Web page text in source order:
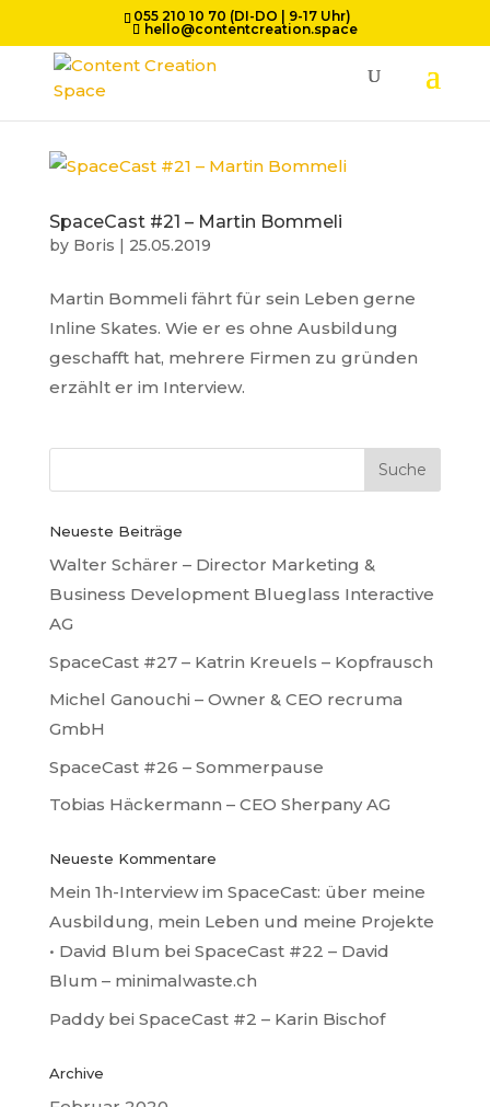
055 210 10 70 (DI-DO | 9-17 Uhr)
hello@contentcreation.space
SpaceCast #21 – Martin Bommeli
by Boris | 25.05.2019
Martin Bommeli fährt für sein Leben gerne
Inline Skates. Wie er es ohne Ausbildung
geschafft hat, mehrere Firmen zu gründen
erzählt er im Interview.
Neueste Beiträge
Walter Schärer – Director Marketing &
Business Development Blueglass Interactive
AG
SpaceCast #27 – Katrin Kreuels – Kopfrausch
Michel Ganouchi – Owner & CEO recruma
GmbH
SpaceCast #26 – Sommerpause
Tobias Häckermann – CEO Sherpany AG
Neueste Kommentare
Mein 1h-Interview im SpaceCast: über meine
Ausbildung, mein Leben und meine Projekte
• David Blum bei SpaceCast #22 – David
Blum – minimalwaste.ch
Paddybei SpaceCast #2 – Karin Bischof
Archive